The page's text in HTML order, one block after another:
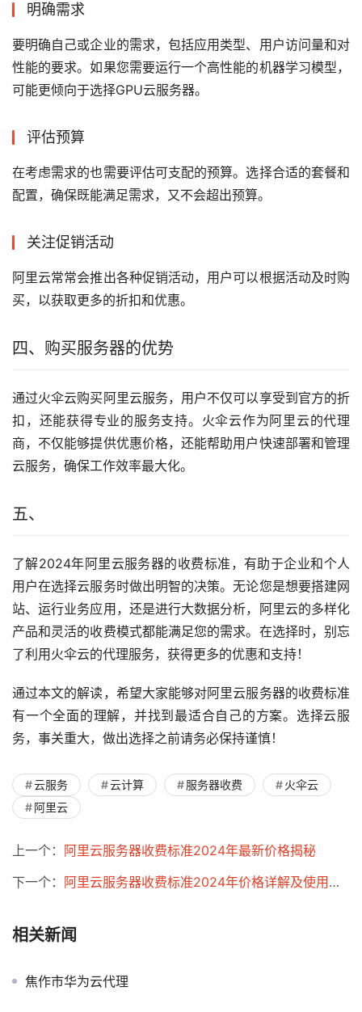
明确需求
要明确自己或企业的需求，包括应用类型、用户访问量和对
性能的要求。如果您需要运行一个高性能的机器学习模型，
可能更倾向于选择GPU云服务器。
评估预算
在考虑需求的也需要评估可支配的预算。选择合适的套餐和
配置，确保既能满足需求，又不会超出预算。
关注促销活动
阿里云常常会推出各种促销活动，用户可以根据活动及时购
买，以获取更多的折扣和优惠。
四、购买服务器的优势
通过火伞云购买阿里云服务，用户不仅可以享受到官方的折
扣，还能获得专业的服务支持。火伞云作为阿里云的代理
商，不仅能够提供优惠价格，还能帮助用户快速部署和管理
云服务，确保工作效率最大化。
五、
了解2024年阿里云服务器的收费标准，有助于企业和个人
用户在选择云服务时做出明智的决策。无论您是想要搭建网
站、运行业务应用，还是进行大数据分析，阿里云的多样化
产品和灵活的收费模式都能满足您的需求。在选择时，别忘
了利用火伞云的代理服务，获得更多的优惠和支持！
通过本文的解读，希望大家能够对阿里云服务器的收费标准
有一个全面的理解，并找到最适合自己的方案。选择云服
务，事关重大，做出选择之前请务必保持谨慎！
云服务 云计算 服务器收费
火伞云
阿里云
上一个： 阿里云服务器收费标准2024年最新价格揭秘
下一个： 阿里云服务器收费标准2024年价格详解及使用技巧
相关新闻
焦作市华为云代理